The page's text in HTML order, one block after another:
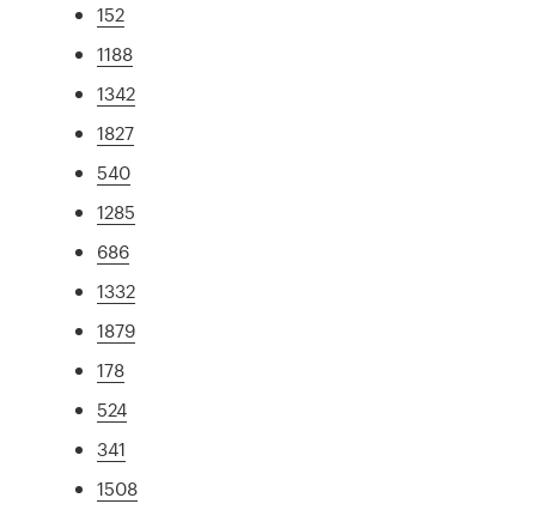
152
1188
1342
1827
540
1285
686
1332
1879
178
524
341
1508